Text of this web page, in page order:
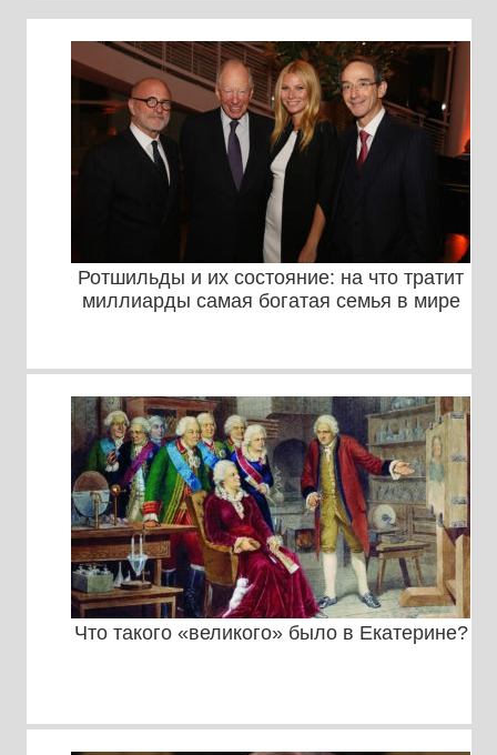
Ротшильды и их состояние: на что тратит
миллиарды самая богатая семья в мире
Что такого «великого» было в Екатерине?